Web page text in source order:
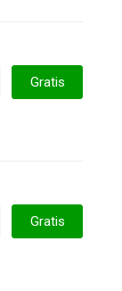
Gratis
Gratis